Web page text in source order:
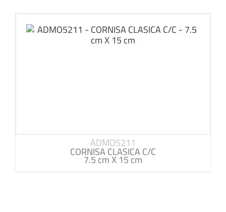
ADMO5211
CORNISA CLASICA C/C
7.5 cm X 15 cm